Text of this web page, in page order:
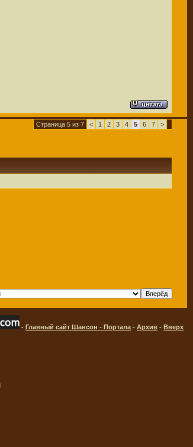
Страница 5 из 7 < 1 2 3 4 5 6 7 >
- Главный сайт Шансон - Портала - Архив - Вверх